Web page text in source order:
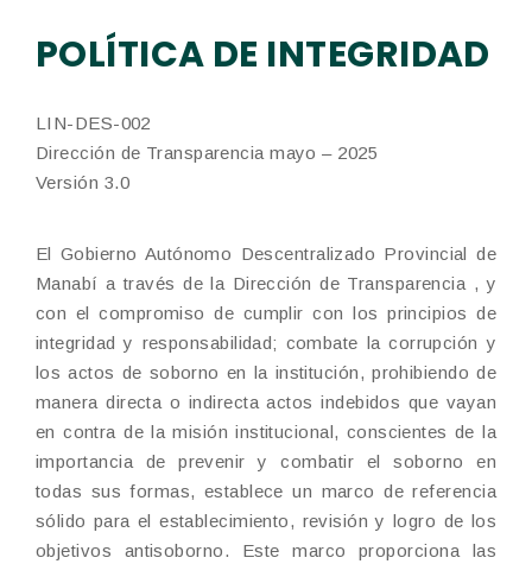
POLÍTICA DE INTEGRIDAD
LIN-DES-002
Dirección de Transparencia mayo – 2025
Versión 3.0
El Gobierno Autónomo Descentralizado Provincial de
Manabí a través de la Dirección de Transparencia , y
con el compromiso de cumplir con los principios de
integridad y responsabilidad; combate la corrupción y
los actos de soborno en la institución, prohibiendo de
manera directa o indirecta actos indebidos que vayan
en contra de la misión institucional, conscientes de la
importancia de prevenir y combatir el soborno en
todas sus formas, establece un marco de referencia
sólido para el establecimiento, revisión y logro de los
objetivos antisoborno. Este marco proporciona las